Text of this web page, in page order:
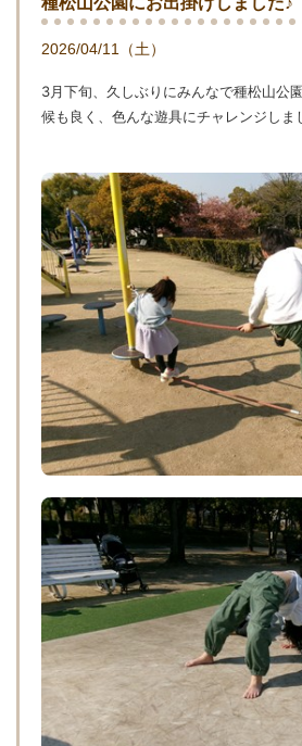
2026/04/11（土）
3月下旬、久しぶりにみんなで種松山公
候も良く、色んな遊具にチャレンジし